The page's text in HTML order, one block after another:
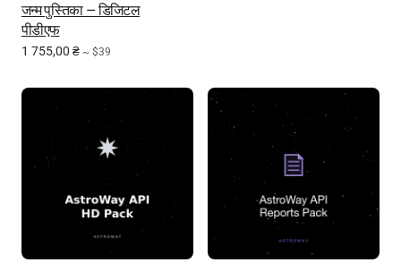
जन्म पुस्तिका — डिजिटल
पीडीएफ
1 755,00 ₴ ~ $39